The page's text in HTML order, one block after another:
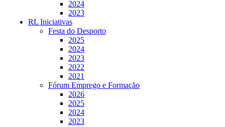
2024
2023
RL Iniciativas
Festa do Desporto
2025
2024
2023
2022
2021
Fórum Emprego e Formação
2026
2025
2024
2023